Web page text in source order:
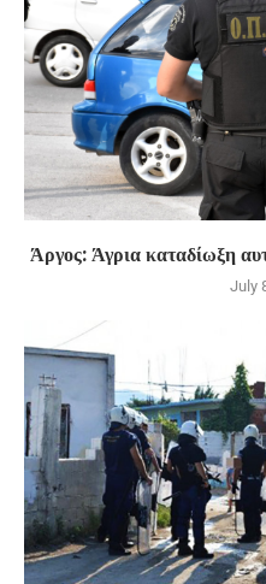
Άργος: Άγρια καταδίωξη
July